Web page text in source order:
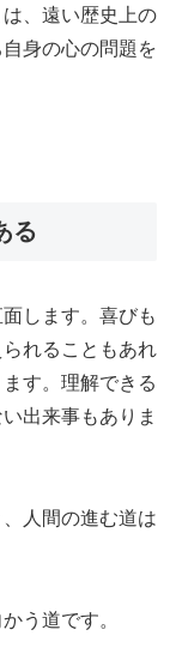
、遠い歴史上の
身の心の問題を
る
します。喜びも
れることもあれ
す。理解できる
出来事もありま
人間の進む道は
う道です。